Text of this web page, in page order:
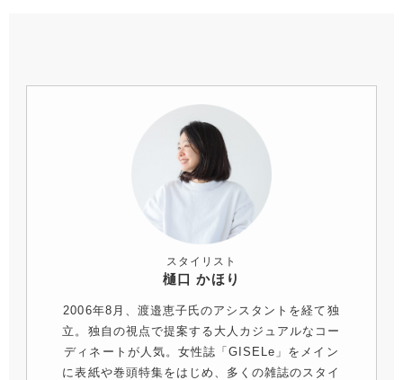
スタイリスト
樋口 かほり
2006年8月、渡邉恵子氏のアシスタントを経て独
立。独自の視点で提案する大人カジュアルなコー
ディネートが人気。女性誌「GISELe」をメイン
に表紙や巻頭特集をはじめ、多くの雑誌のスタイ